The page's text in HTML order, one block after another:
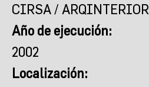
CIRSA / ARQINTERIOR
Año de ejecución:
2002
Localización: